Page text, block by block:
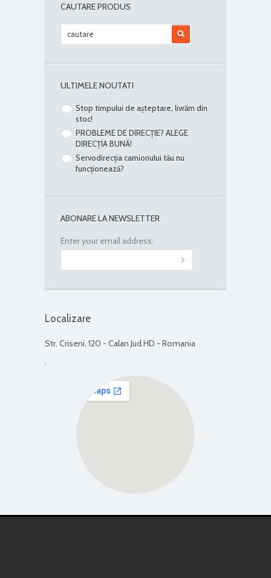
CAUTARE PRODUS
ULTIMELE NOUTATI
Stop timpului de așteptare, livrăm din
stoc!
PROBLEME DE DIRECȚIE? ALEGE
DIRECȚIA BUNĂ!
Servodirecția camionului tău nu
funcționează?
ABONARE LA NEWSLETTER
Enter your email address:
Localizare
Str. Criseni, 120 - Calan Jud.HD - Romania